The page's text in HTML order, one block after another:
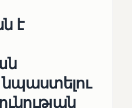
է
նպաստելու